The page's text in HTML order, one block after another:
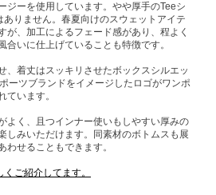
ジーを使用しています。やや厚手のTeeシ
ありません。春夏向けのスウェットアイテ
が、加工によるフェード感があり、程よく
合いに仕上げていることも特徴です。
、着丈はスッキリさせたボックスシルエッ
ーツブランドをイメージしたロゴがワンポ
ています。
よく、且つインナー使いもしやすい厚みの
しみいただけます。同素材のボトムスも展
わせることもできます。
ご紹介してます。